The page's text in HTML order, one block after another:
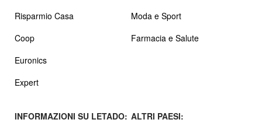
Risparmio Casa
Coop
Euronics
Expert
Moda e Sport
Farmacia e Salute
INFORMAZIONI SU LETADO: ALTRI PAESI: